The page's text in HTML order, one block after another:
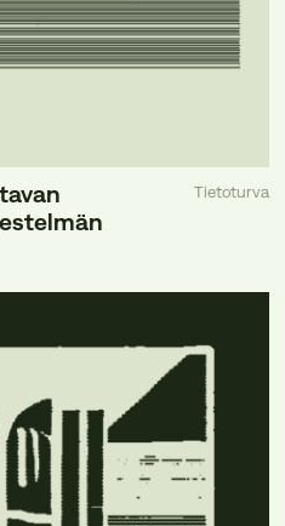
Tietoturva